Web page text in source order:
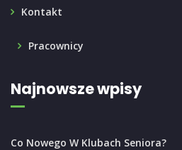
Kontakt
Pracownicy
Najnowsze wpisy
Co Nowego W Klubach Seniora?